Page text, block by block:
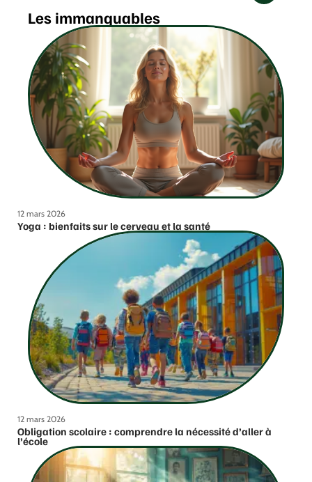
Les immanquables
12 mars 2026
Yoga : bienfaits sur le cerveau et la santé
12 mars 2026
Obligation scolaire : comprendre la nécessité d’aller à
l’école